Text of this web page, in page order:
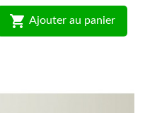
 Ajouter au panier